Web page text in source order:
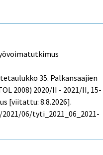
35. Palkansaajien
2008) 2020/II - 2021/II, 15-
[viitattu: 8.8.2026].
06/tyti_2021_06_2021-